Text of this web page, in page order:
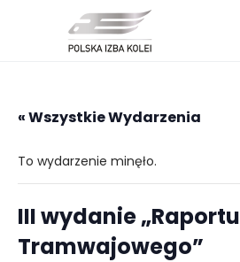
« Wszystkie Wydarzenia
To wydarzenie minęło.
III wydanie „Raportu
Tramwajowego”